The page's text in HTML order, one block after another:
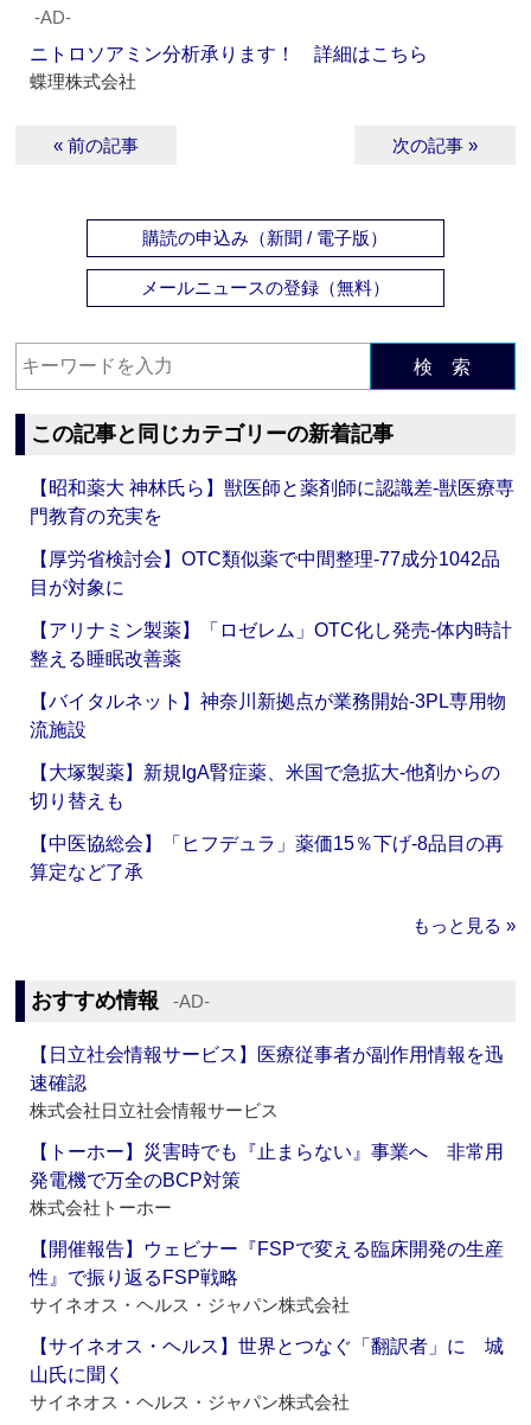
‐AD‐
ニトロソアミン分析承ります！ 詳細はこちら
蝶理株式会社
« 前の記事 次の記事 »
購読の申込み（新聞 / 電子版）
メールニュースの登録（無料）
検 索
この記事と同じカテゴリーの新着記事
【昭和薬大 神林氏ら】獣医師と薬剤師に認識差‐獣医療専
門教育の充実を
【厚労省検討会】OTC類似薬で中間整理‐77成分1042品
目が対象に
【アリナミン製薬】「ロゼレム」OTC化し発売‐体内時計
整える睡眠改善薬
【バイタルネット】神奈川新拠点が業務開始‐3PL専用物
流施設
【大塚製薬】新規IgA腎症薬、米国で急拡大‐他剤からの
切り替えも
【中医協総会】「ヒフデュラ」薬価15％下げ‐8品目の再
算定など了承
もっと見る »
おすすめ情報 ‐AD‐
【日立社会情報サービス】医療従事者が副作用情報を迅
速確認
株式会社日立社会情報サービス
【トーホー】災害時でも『止まらない』事業へ 非常用
発電機で万全のBCP対策
株式会社トーホー
【開催報告】ウェビナー『FSPで変える臨床開発の生産
性』で振り返るFSP戦略
サイネオス・ヘルス・ジャパン株式会社
【サイネオス・ヘルス】世界とつなぐ「翻訳者」に 城
山氏に聞く
サイネオス・ヘルス・ジャパン株式会社